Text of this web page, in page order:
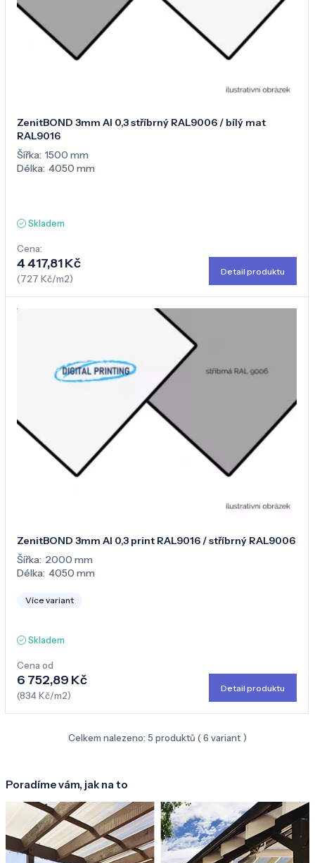
ZenitBOND 3mm Al 0,3 stříbrný RAL9006 / bílý mat
RAL9016
Šířka: 1500 mm
Délka: 4050 mm
Skladem
Cena:
4 417,81 Kč
(727 Kč/m2)
Detail produktu
ZenitBOND 3mm Al 0,3 print RAL9016 / stříbrný RAL9006
Šířka: 2000 mm
Délka: 4050 mm
Více variant
Skladem
Cena od
6 752,89 Kč
(834 Kč/m2)
Detail produktu
Celkem nalezeno: 5 produktů (6 variant )
Poradíme vám, jak na to